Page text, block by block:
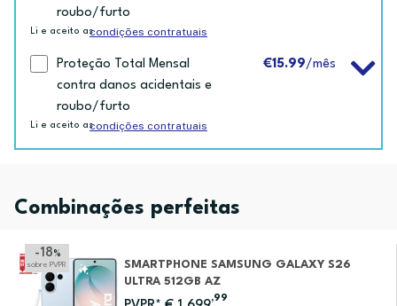
roubo/furto
Li e aceito ascondições contratuais
Proteção Total Mensal
contra danos acidentais e
roubo/furto
€15.99/mês
Li e aceito ascondições contratuais
Combinações perfeitas
-18 %
sobre PVPR
SMARTPHONE SAMSUNG GALAXY S26
ULTRA 512GB AZ
,99